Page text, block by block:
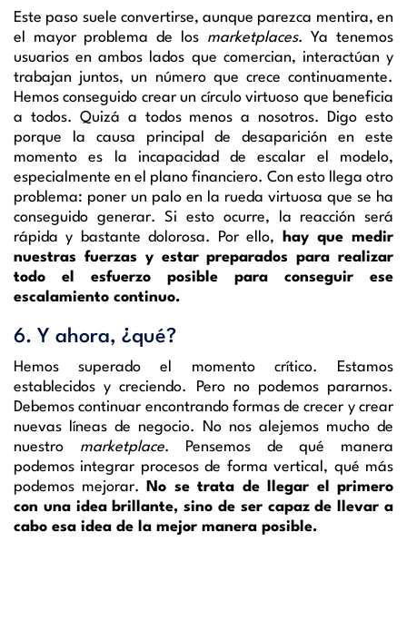
Este paso suele convertirse, aunque parezca mentira, en
el mayor problema de los marketplaces. Ya tenemos
usuarios en ambos lados que comercian, interactúan y
trabajan juntos, un número que crece continuamente.
Hemos conseguido crear un círculo virtuoso que beneficia
a todos. Quizá a todos menos a nosotros. Digo esto
porque la causa principal de desaparición en este
momento es la incapacidad de escalar el modelo,
especialmente en el plano financiero. Con esto llega otro
problema: poner un palo en la rueda virtuosa que se ha
conseguido generar. Si esto ocurre, la reacción será
rápida y bastante dolorosa. Por ello,
hay que medir
nuestras fuerzas y estar preparados para realizar
todo el esfuerzo posible para conseguir ese
escalamiento continuo.
6. Y ahora, ¿qué?
Hemos superado el momento crítico. Estamos
establecidos y creciendo. Pero no podemos pararnos.
Debemos continuar encontrando formas de crecer y crear
nuevas líneas de negocio. No nos alejemos mucho de
nuestro marketplace. Pensemos de qué manera
podemos integrar procesos de forma vertical, qué más
podemos mejorar.
No se trata de llegar el primero
con una idea brillante, sino de ser capaz de llevar a
cabo esa idea de la mejor manera posible.